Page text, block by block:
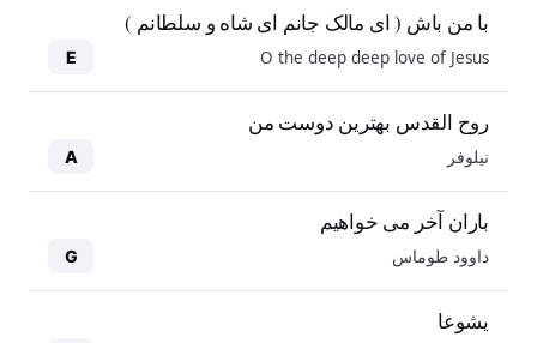
با من باش ( ای مالک جانم ای شاه و سلطانم )
O the deep deep love of Jesus
E
روح القدس بهترین دوست من
نیلوفر A
باران آخر می خواهیم
داوود طوماس G
یشوعا